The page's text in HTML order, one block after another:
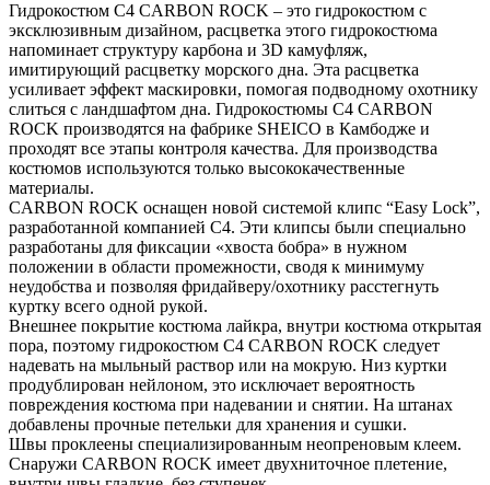
Гидрокостюм C4 CARBON ROCK – это гидрокостюм с
эксклюзивным дизайном, расцветка этого гидрокостюма
напоминает структуру карбона и 3D камуфляж,
имитирующий расцветку морского дна. Эта расцветка
усиливает эффект маскировки, помогая подводному охотнику
слиться с ландшафтом дна. Гидрокостюмы C4 CARBON
ROCK производятся на фабрике SHEICO в Камбодже и
проходят все этапы контроля качества. Для производства
костюмов используются только высококачественные
материалы.
CARBON ROCK оснащен новой системой клипс “Easy Lock”,
разработанной компанией C4. Эти клипсы были специально
разработаны для фиксации «хвоста бобра» в нужном
положении в области промежности, сводя к минимуму
неудобства и позволяя фридайверу/охотнику расстегнуть
куртку всего одной рукой.
Внешнее покрытие костюма лайкра, внутри костюма открытая
пора, поэтому гидрокостюм C4 CARBON ROCK следует
надевать на мыльный раствор или на мокрую. Низ куртки
продублирован нейлоном, это исключает вероятность
повреждения костюма при надевании и снятии. На штанах
добавлены прочные петельки для хранения и сушки.
Швы проклеены специализированным неопреновым клеем.
Снаружи CARBON ROCK имеет двухниточное плетение,